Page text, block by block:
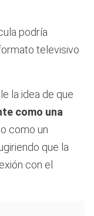
podría
televisivo
la idea de que
como una
o como un
que la
con el